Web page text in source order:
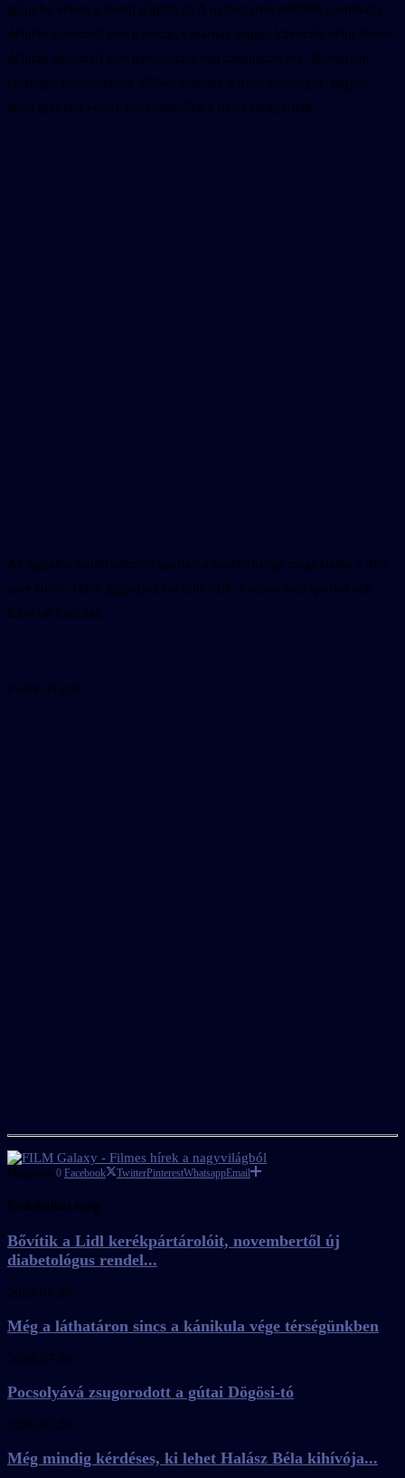
igénybe veheti a fedett jégpályát. A nyitvatartás hétfőtől szombatig
délután háromtól este nyolcig, vasárnap reggel kilenctől délig illetve
délután háromtól este nyolc óráig van meghatározva. Bármilyen
esetleges módosításról időben értesítik a nyilvánosságot. Ingyen
lehet igénybe venni, köszönhetően a helyi sörgyárnak.
Az ógyallai multifunkciós sportálya összköltsége meghaladta a 460
ezer eurót. Télen jégpályaként működik, nyáron más sportoknak
lehet ott hódolni.
Fotók: Pupák
Megosztás 0 Facebook TwitterPinterestWhatsappEmail
Érdekelhet még
Bővítik a Lidl kerékpártárolóit, novembertől új
diabetológus rendel...
2026.07.30.
Még a láthatáron sincs a kánikula vége térségünkben
2026.07.30.
Pocsolyává zsugorodott a gútai Dögösi-tó
2026.07.28.
Még mindig kérdéses, ki lehet Halász Béla kihívója...